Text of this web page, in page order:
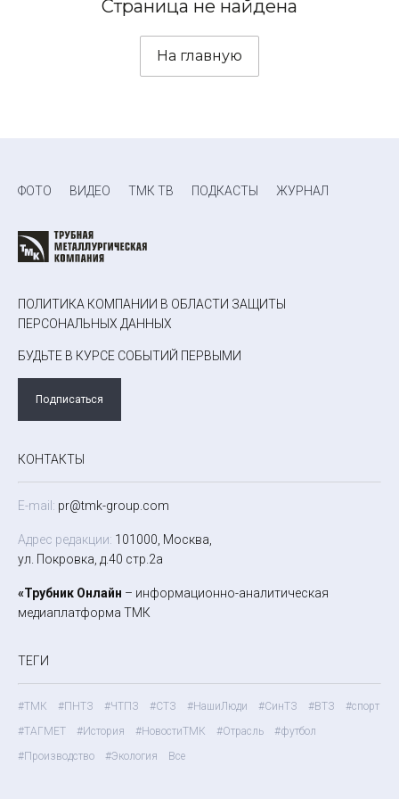
Страница не найдена
На главную
ФОТО ВИДЕО ТМК ТВ ПОДКАСТЫ ЖУРНАЛ
ПОЛИТИКА КОМПАНИИ В ОБЛАСТИ ЗАЩИТЫ
ПЕРСОНАЛЬНЫХ ДАННЫХ
БУДЬТЕ В КУРСЕ СОБЫТИЙ ПЕРВЫМИ
Подписаться
КОНТАКТЫ
E-mail: pr@tmk-group.com
Адрес редакции: 101000, Москва,
ул. Покровка, д.40 стр.2а
«Трубник Онлайн – информационно-аналитическая
медиаплатформа ТМК
ТЕГИ
#ТМК #ПНТЗ #ЧТПЗ #СТЗ #НашиЛюди #СинТЗ #ВТЗ
#спорт
#ТАГМЕТ
#История #НовостиТМК #Отрасль
#футбол
#Производство
#Экология Все